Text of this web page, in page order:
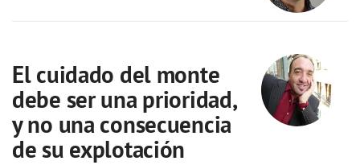
El cuidado del monte
debe ser una prioridad,
y no una consecuencia
de su explotación